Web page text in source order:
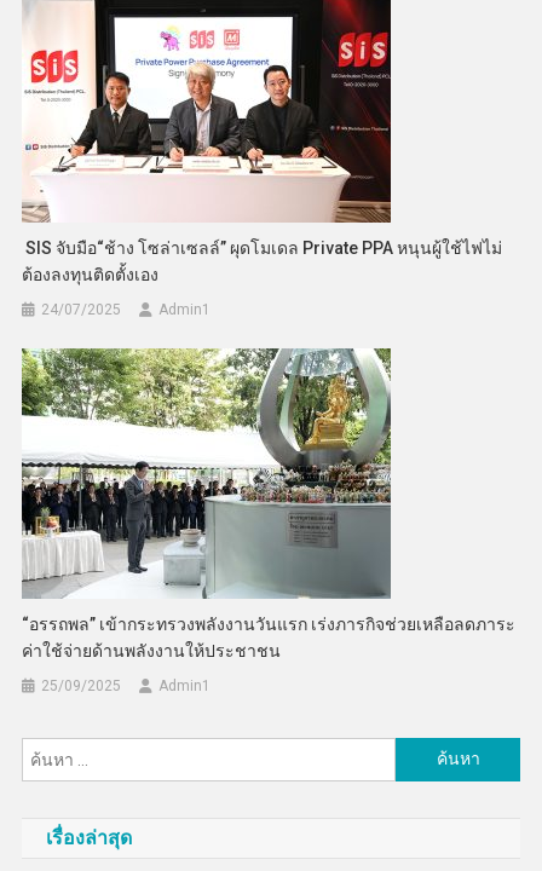
SIS จับมือ“ช้าง โซล่าเซลล์” ผุดโมเดล Private PPA หนุนผู้ใช้ไฟไม่
ต้องลงทุนติดตั้งเอง
24/07/2025 Admin​1
“อรรถพล” เข้ากระทรวงพลังงานวันแรก เร่งภารกิจช่วยเหลือลดภาระ
ค่าใช้จ่ายด้านพลังงานให้ประชาชน
25/09/2025 Admin​1
สำหรับ:
เรื่องล่าสุด